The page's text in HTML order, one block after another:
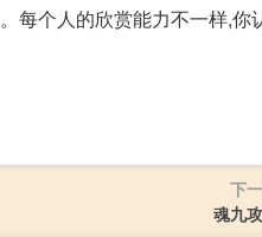
每个人的欣赏能力不一样,你
下
魂九